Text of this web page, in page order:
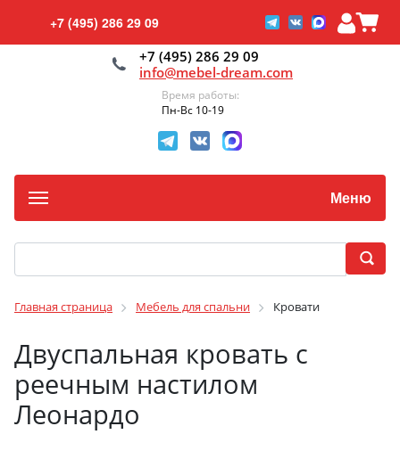
+7 (495) 286 29 09
+7 (495) 286 29 09
info@mebel-dream.com
Время работы:
Пн-Вс 10-19
Меню
Главная страница Мебель для спальни Кровати
Двуспальная кровать с
реечным настилом
Леонардо